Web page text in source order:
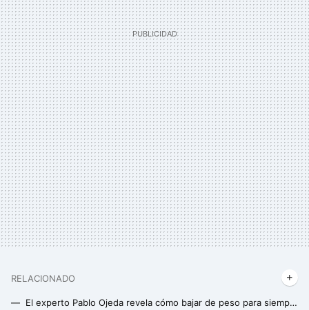
RELACIONADO
El experto Pablo Ojeda revela cómo bajar de peso para siempre: sin acudir a dietas milagro ni pasar hambre